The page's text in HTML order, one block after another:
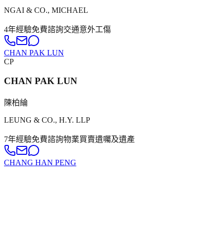
NGAI & CO., MICHAEL
4年經驗免費諮詢交通意外工傷
CHAN PAK LUN
CP
CHAN PAK LUN
陳柏綸
LEUNG & CO., H.Y. LLP
7年經驗免費諮詢物業買賣遺囑及遺產
CHANG HAN PENG